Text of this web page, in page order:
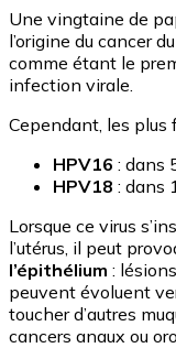
Une vingtaine de
l’origine du cancer
comme étant le
infection virale.
Cependant, les plus
HPV16 : dans
HPV18 : dans
Lorsque ce virus
l’utérus, il peut
l’épithélium :
peuvent évoluent
toucher d’autres
cancers anaux ou